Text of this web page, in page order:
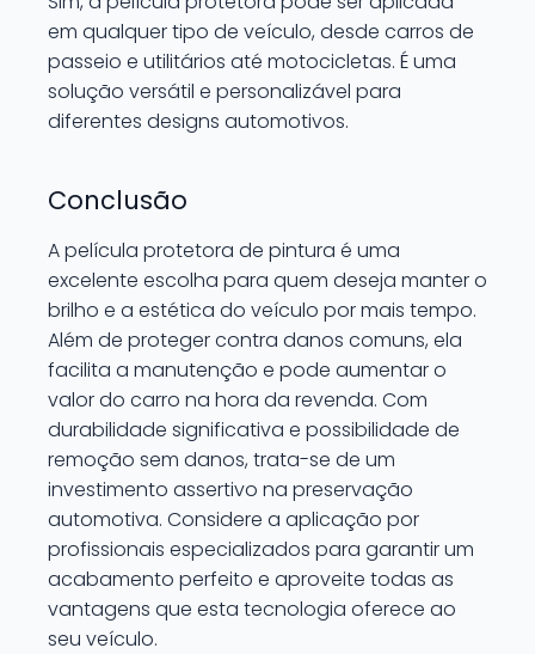
em qualquer tipo de veículo, desde carros de
passeio e utilitários até motocicletas. É uma
solução versátil e personalizável para
diferentes designs automotivos.
Conclusão
A película protetora de pintura é uma
excelente escolha para quem deseja manter o
brilho e a estética do veículo por mais tempo.
Além de proteger contra danos comuns, ela
facilita a manutenção e pode aumentar o
valor do carro na hora da revenda. Com
durabilidade significativa e possibilidade de
remoção sem danos, trata-se de um
investimento assertivo na preservação
automotiva. Considere a aplicação por
profissionais especializados para garantir um
acabamento perfeito e aproveite todas as
vantagens que esta tecnologia oferece ao
seu veículo.